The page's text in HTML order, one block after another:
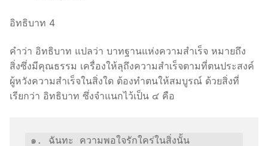
อิทธิบาท 4
คำว่า อิทธิบาท แปลว่า บาทฐานแห่งความสำเร็จ หมายถึง
สิ่งซึ่งมีคุณธรรม เครื่องให้ลุถึงความสำเร็จตามที่ตนประสงค์
ผู้หวังความสำเร็จในสิ่งใด ต้องทำตนให้สมบูรณ์ ด้วยสิ่งที่
เรียกว่า อิทธิบาท ซึ่งจำแนกไว้เป็น ๔ คือ
๑. ฉันทะ ความพอใจรักใคร่ในสิ่งนั้น